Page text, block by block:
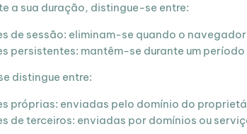
a sua duração, distingue-se entre:
de sessão: eliminam-se quando o
persistentes: mantêm-se durante um
distingue entre:
próprias: enviadas pelo domínio do
de terceiros: enviadas por domínios ou